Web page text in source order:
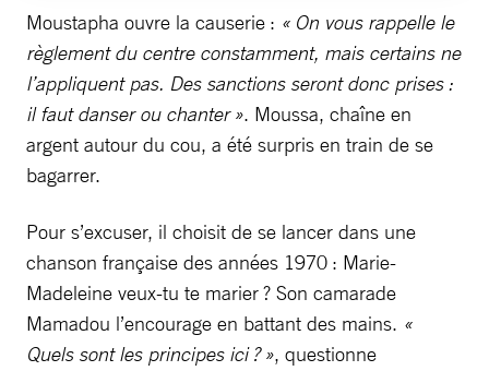
Moustapha ouvre la causerie : « On vous rappelle le
règlement du centre constamment, mais certains ne
l’appliquent pas. Des sanctions seront donc prises :
il faut danser ou chanter ». Moussa, chaîne en
argent autour du cou, a été surpris en train de se
bagarrer.
Pour s’excuser, il choisit de se lancer dans une
chanson française des années 1970 : Marie-
Madeleine veux-tu te marier ? Son camarade
Mamadou l’encourage en battant des mains. «
Quels sont les principes ici ? », questionne